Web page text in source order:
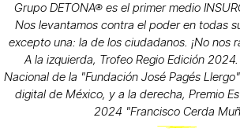
Grupo DETONA® es el primer medio
Nos levantamos contra el poder en todas
excepto una: la de los ciudadanos. ¡No nos
A la izquierda, Trofeo Regio Edición
Nacional de la "Fundación José Pagés
digital de México, y a la derecha, Premio
2024 "Francisco Cerda